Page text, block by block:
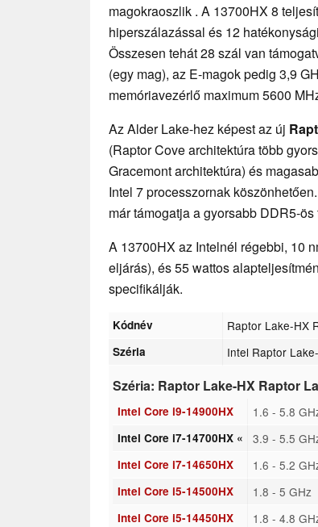
magokraoszlik . A 13700HX 8
hiperszálazással és 12
Összesen tehát 28 szál van
(egy mag), az E-magok pedig 3,9
memóriavezérlő maximum 5600
Az Alder Lake-hez képest az új
(Raptor Cove architektúra több
Gracemont architektúra) és
Intel 7 processzornak
már támogatja a gyorsabb DDR5-
A 13700HX az Intelnél régebbi, 10
eljárás), és 55 wattos
specifikálják.
Kódnév Raptor Lake-HX
Széria Intel Raptor
Széria: Raptor Lake-HX Raptor
Intel Core i9-14900HX 1.6 - 5.8
Intel Core i7-14700HX « 3.9 - 5.5
Intel Core i7-14650HX 1.6 - 5.2
Intel Core i5-14500HX 1.8 - 5 GHz
Intel Core i5-14450HX 1.8 - 4.8